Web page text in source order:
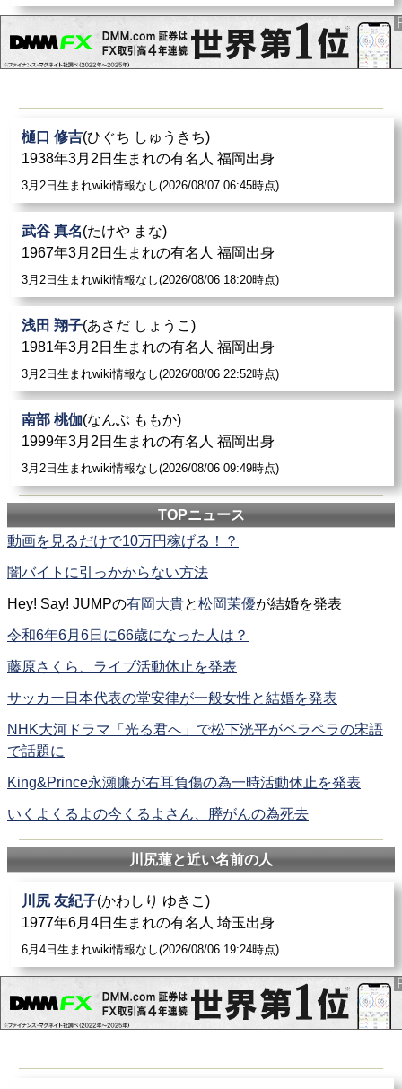
樋口 修吉(ひぐち しゅうきち)
1938年3月2日生まれの有名人 福岡出身
3月2日生まれwiki情報なし(2026/08/07 06:45時点)
武谷 真名(たけや まな)
1967年3月2日生まれの有名人 福岡出身
3月2日生まれwiki情報なし(2026/08/06 18:20時点)
浅田 翔子(あさだ しょうこ)
1981年3月2日生まれの有名人 福岡出身
3月2日生まれwiki情報なし(2026/08/06 22:52時点)
南部 桃伽(なんぶ ももか)
1999年3月2日生まれの有名人 福岡出身
3月2日生まれwiki情報なし(2026/08/06 09:49時点)
TOPニュース
動画を見るだけで10万円稼げる！？
闇バイトに引っかからない方法
Hey! Say! JUMPの有岡大貴と松岡茉優が結婚を発表
令和6年6月6日に66歳になった人は？
藤原さくら、ライブ活動休止を発表
サッカー日本代表の堂安律が一般女性と結婚を発表
NHK大河ドラマ「光る君へ」で松下洸平がペラペラの宋語
で話題に
King&Prince永瀬廉が右耳負傷の為一時活動休止を発表
いくよくるよの今くるよさん、膵がんの為死去
川尻蓮と近い名前の人
川尻 友紀子(かわしり ゆきこ)
1977年6月4日生まれの有名人 埼玉出身
6月4日生まれwiki情報なし(2026/08/06 19:24時点)